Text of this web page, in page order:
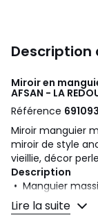
Description
Miroir en
AFSAN - LA
Référence
Miroir manguier
miroir de style
vieillie, décor
Description
• Manguier
vieillie.
• Décor perles
Lire la suite